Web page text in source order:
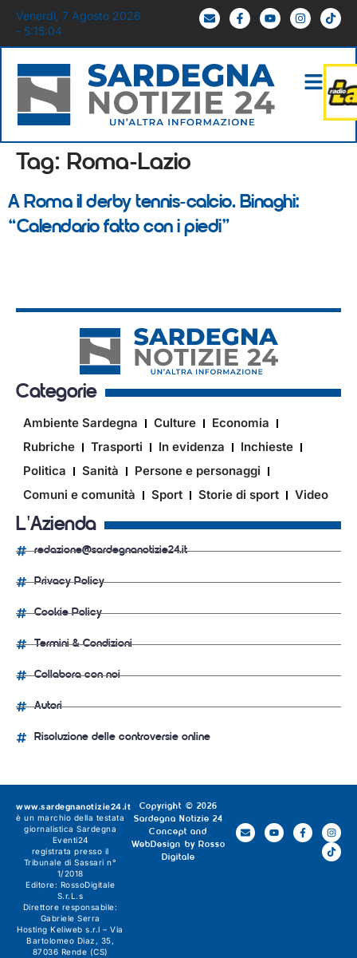
Venerdì, 7 Agosto 2026
- 5:15:04
Tag: Roma-Lazio
A Roma il derby tennis-calcio. Binaghi:
“Calendario fatto con i piedi”
Categorie
Ambiente Sardegna Culture
Economia
Rubriche
Trasporti In evidenza
Inchieste
Politica
Sanità
Persone e personaggi
Comuni e comunità
Sport Storie di sport Video
L'Azienda
redazione@sardegnanotizie24.it
Privacy Policy
Cookie Policy
Termini & Condizioni
Collabora con noi
Autori
Risoluzione delle controversie online
Copyright © 2026
Sardegna Notizie 24
Concept and
WebDesign by Rosso
Digitale
www.sardegnanotizie24.it
è un marchio della testata
giornalistica Sardegna
Eventi24
registrata presso il
Tribunale di Sassari n°
1/2018
Editore: RossoDigitale
S.r.L.s
Direttore responsabile:
Gabriele Serra
Hosting Keliweb s.r.l – Via
Bartolomeo Diaz, 35,
87036 Rende (CS)